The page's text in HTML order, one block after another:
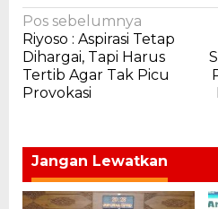
Navigasi
pos
Pos sebelumnya
Riyoso : Aspirasi Tetap
Dihargai, Tapi Harus
Tertib Agar Tak Picu
Provokasi
Jangan Lewatkan